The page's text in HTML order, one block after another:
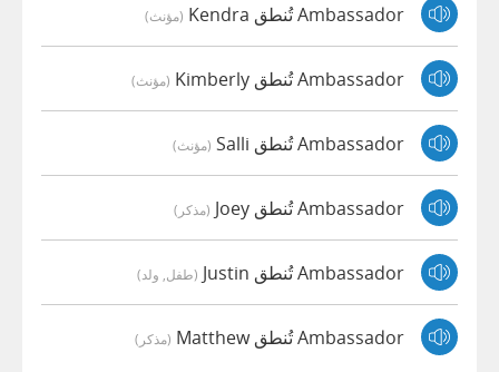
Ambassador تُنطق Kendra (مؤنث)
Ambassador تُنطق Kimberly (مؤنث)
Ambassador تُنطق Salli (مؤنث)
Ambassador تُنطق Joey (مذكر)
Ambassador تُنطق Justin (طفل, ولد)
Ambassador تُنطق Matthew (مذكر)